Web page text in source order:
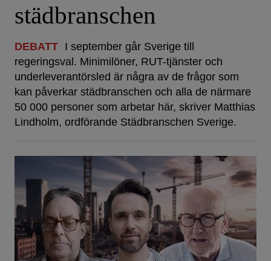
städbranschen
DEBATT I september går Sverige till
regeringsval. Minimilöner, RUT-tjänster och
underleverantörsled är några av de frågor som
kan påverkar städbranschen och alla de närmare
50 000 personer som arbetar här, skriver Matthias
Lindholm, ordförande Städbranschen Sverige.